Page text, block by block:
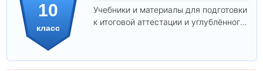
10
класс
Учебники и материалы для подготовки
к итоговой аттестации и углублённого